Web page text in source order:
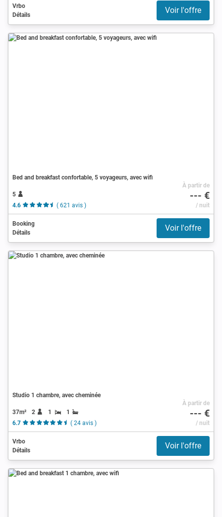
Vrbo
Détails
Voir l'offre
Bed and breakfast confortable, 5 voyageurs, avec wifi
5
4.6
( 621 avis )
À partir de
--- €
/ nuit
Booking
Détails
Voir l'offre
Studio 1 chambre, avec cheminée
37m² 2 1
1
6.7
( 24 avis )
À partir de
--- €
/ nuit
Vrbo
Détails
Voir l'offre